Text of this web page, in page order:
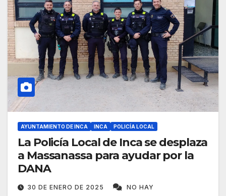
AYUNTAMIENTO DE INCA INCA POLICÍA LOCAL
La Policía Local de Inca se desplaza
a Massanassa para ayudar por la
DANA
30 DE ENERO DE 2025 NO HAY